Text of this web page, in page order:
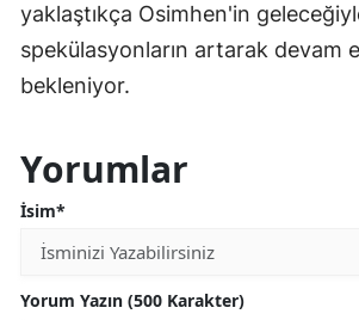
yaklaştıkça Osimhen'in
spekülasyonların artarak devam
bekleniyor.
Yorumlar
İsim*
Yorum Yazın (500 Karakter)